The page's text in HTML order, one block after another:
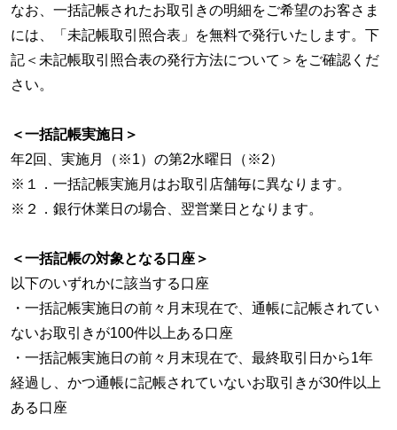
なお、一括記帳されたお取引きの明細をご希望のお客さま
には、「未記帳取引照合表」を無料で発行いたします。下
記＜未記帳取引照合表の発行方法について＞をご確認くだ
さい。
＜一括記帳実施日＞
年2回、実施月（※1）の第2水曜日（※2）
※１．一括記帳実施月はお取引店舗毎に異なります。
※２．銀行休業日の場合、翌営業日となります。
＜一括記帳の対象となる口座＞
以下のいずれかに該当する口座
・一括記帳実施日の前々月末現在で、通帳に記帳されてい
ないお取引きが100件以上ある口座
・一括記帳実施日の前々月末現在で、最終取引日から1年
経過し、かつ通帳に記帳されていないお取引きが30件以上
ある口座